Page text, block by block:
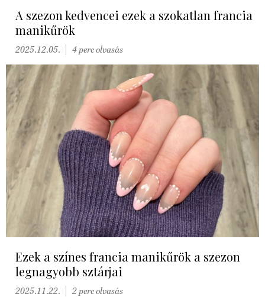
A szezon kedvencei ezek a szokatlan francia
manikűrök
2025.12.05. 4 perc olvasás
Ezek a színes francia manikűrök a szezon
legnagyobb sztárjai
2025.11.22. 2 perc olvasás